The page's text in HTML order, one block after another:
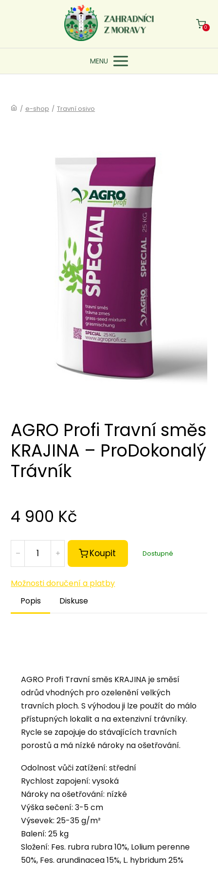
0
MENU
/ e-shop / Travní osivo
AGRO Profi Travní směs
KRAJINA – ProDokonalý
Trávník
4 900 Kč
Koupit Dostupné
Možnosti doručení a platby
Popis
Diskuse
AGRO Profi Travní směs KRAJINA je směsí
odrůd vhodných pro ozelenění velkých
travních ploch. S výhodou ji lze použít do málo
přístupných lokalit a na extenzivní trávníky.
Rycle se zapojuje do stávajících travních
porostů a má nízké nároky na ošetřování.
Odolnost vůči zatížení: střední
Rychlost zapojení: vysoká
Nároky na ošetřování: nízké
Výška sečení: 3-5 cm
Výsevek: 25-35 g/m²
Balení: 25 kg
Složení: Fes. rubra rubra 10%, Lolium perenne
50%, Fes. arundinacea 15%, L. hybridum 25%